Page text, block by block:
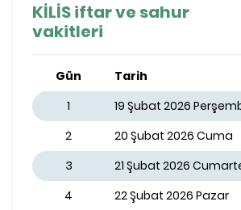
KİLİS iftar ve sahur
vakitleri
Gün Tarih
1
19 Şubat 2026
2
20 Şubat 2026 Cuma
3
21 Şubat 2026
4
22 Şubat 2026 Pazar